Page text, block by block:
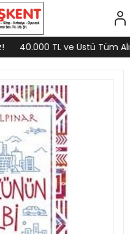
40.000 TL ve Üstü Tüm